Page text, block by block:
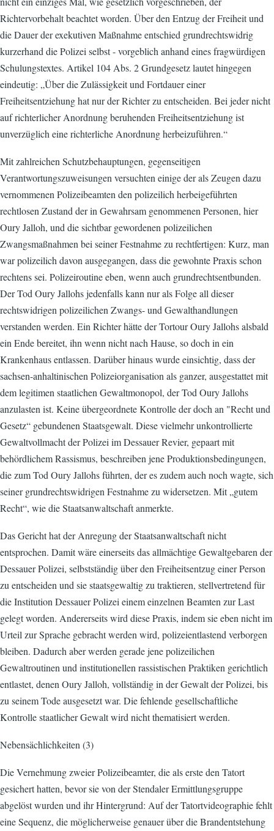
Richtervorbehalt beachtet worden. Über den Entzug der Freiheit und
die Dauer der exekutiven Maßnahme entschied grundrechtswidrig
kurzerhand die Polizei selbst - vorgeblich anhand eines fragwürdigen
Schulungstextes. Artikel 104 Abs. 2 Grundgesetz lautet hingegen
eindeutig: „Über die Zulässigkeit und Fortdauer einer
Freiheitsentziehung hat nur der Richter zu entscheiden. Bei jeder nicht
auf richterlicher Anordnung beruhenden Freiheitsentziehung ist
unverzüglich eine richterliche Anordnung herbeizuführen.“
Mit zahlreichen Schutzbehauptungen, gegenseitigen
Verantwortungszuweisungen versuchten einige der als Zeugen dazu
vernommenen Polizeibeamten den polizeilich herbeigeführten
rechtlosen Zustand der in Gewahrsam genommenen Personen, hier
Oury Jalloh, und die sichtbar gewordenen polizeilichen
Zwangsmaßnahmen bei seiner Festnahme zu rechtfertigen: Kurz, man
war polizeilich davon ausgegangen, dass die gewohnte Praxis schon
rechtens sei. Polizeiroutine eben, wenn auch grundrechtsentbunden.
Der Tod Oury Jallohs jedenfalls kann nur als Folge all dieser
rechtswidrigen polizeilichen Zwangs- und Gewalthandlungen
verstanden werden. Ein Richter hätte der Tortour Oury Jallohs alsbald
ein Ende bereitet, ihn wenn nicht nach Hause, so doch in ein
Krankenhaus entlassen. Darüber hinaus wurde einsichtig, dass der
sachsen-anhaltinischen Polizeiorganisation als ganzer, ausgestattet mit
dem legitimen staatlichen Gewaltmonopol, der Tod Oury Jallohs
anzulasten ist. Keine übergeordnete Kontrolle der doch an "Recht und
Gesetz“ gebundenen Staatsgewalt. Diese vielmehr unkontrollierte
Gewaltvollmacht der Polizei im Dessauer Revier, gepaart mit
behördlichem Rassismus, beschreiben jene Produktionsbedingungen,
die zum Tod Oury Jallohs führten, der es zudem auch noch wagte, sich
seiner grundrechtswidrigen Festnahme zu widersetzen. Mit „gutem
Recht“, wie die Staatsanwaltschaft anmerkte.
Das Gericht hat der Anregung der Staatsanwaltschaft nicht
entsprochen. Damit wäre einerseits das allmächtige Gewaltgebaren der
Dessauer Polizei, selbstständig über den Freiheitsentzug einer Person
zu entscheiden und sie staatsgewaltig zu traktieren, stellvertretend für
die Institution Dessauer Polizei einem einzelnen Beamten zur Last
gelegt worden. Andererseits wird diese Praxis, indem sie eben nicht im
Urteil zur Sprache gebracht werden wird, polizeientlastend verborgen
bleiben. Dadurch aber werden gerade jene polizeilichen
Gewaltroutinen und institutionellen rassistischen Praktiken gerichtlich
entlastet, denen Oury Jalloh, vollständig in der Gewalt der Polizei, bis
zu seinem Tode ausgesetzt war. Die fehlende gesellschaftliche
Kontrolle staatlicher Gewalt wird nicht thematisiert werden.
Nebensächlichkeiten (3)
Die Vernehmung zweier Polizeibeamter, die als erste den Tatort
gesichert hatten, bevor sie von der Stendaler Ermittlungsgruppe
abgelöst wurden und ihr Hintergrund: Auf der Tatortvideographie fehlt
eine Sequenz, die möglicherweise genauer über die Brandentstehung